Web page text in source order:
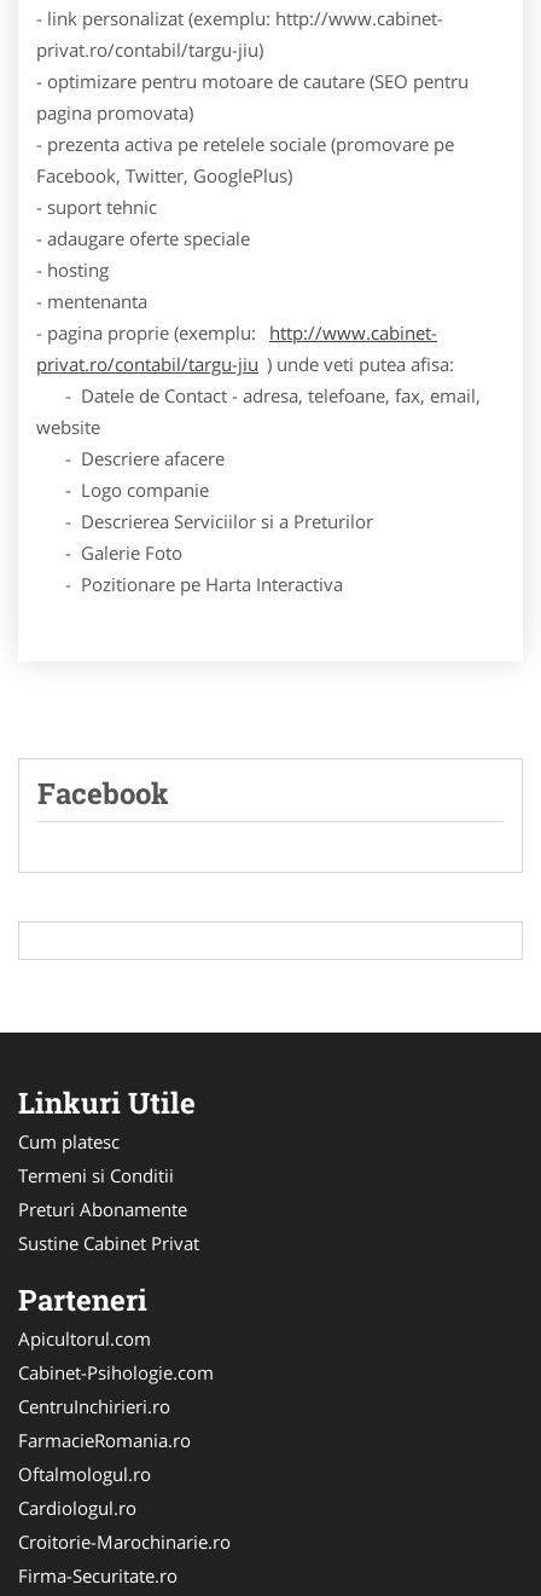
- link personalizat (exemplu: http://www.cabinet-
privat.ro/contabil/targu-jiu)
- optimizare pentru motoare de cautare (SEO pentru
pagina promovata)
- prezenta activa pe retelele sociale (promovare pe
Facebook, Twitter, GooglePlus)
- suport tehnic
- adaugare oferte speciale
- hosting
- mentenanta
- pagina proprie (exemplu:
http://www.cabinet-
privat.ro/contabil/targu-jiu ) unde veti putea afisa:
- Datele de Contact - adresa, telefoane, fax, email,
website
- Descriere afacere
- Logo companie
- Descrierea Serviciilor si a Preturilor
- Galerie Foto
- Pozitionare pe Harta Interactiva
Facebook
Linkuri Utile
Cum platesc
Termeni si Conditii
Preturi Abonamente
Sustine Cabinet Privat
Parteneri
Apicultorul.com
Cabinet-Psihologie.com
CentruInchirieri.ro
FarmacieRomania.ro
Oftalmologul.ro
Cardiologul.ro
Croitorie-Marochinarie.ro
Firma-Securitate.ro